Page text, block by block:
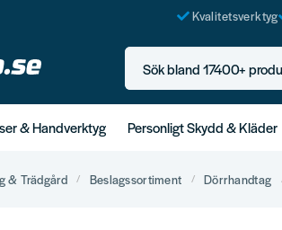
Kvalitetsverktyg
Sök bland 17400+ produkter..
& Handverktyg Personligt Skydd & Kläder
& Trädgård Beslagssortiment Dörrhandtag